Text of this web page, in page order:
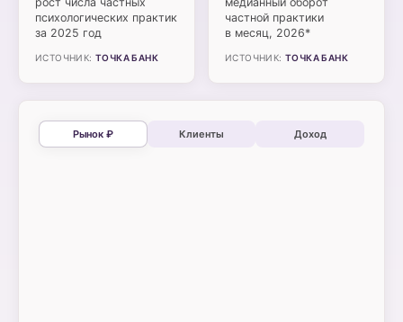
психологических практик
за 2025 год
ИСТОЧНИК: ТОЧКА БАНК
частной практики
в месяц, 2026*
ИСТОЧНИК: ТОЧКА БАНК
Рынок ₽ Клиенты Доход